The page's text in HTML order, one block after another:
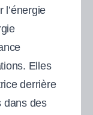
l’énergie
Elles
derrière
dans des